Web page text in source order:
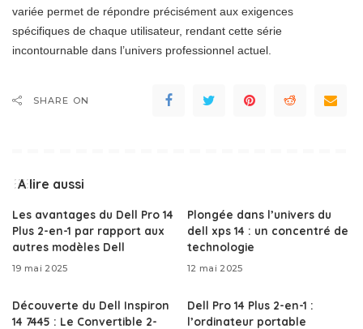
variée permet de répondre précisément aux exigences
spécifiques de chaque utilisateur, rendant cette série
incontournable dans l’univers professionnel actuel.
SHARE ON
A lire aussi
Les avantages du Dell Pro 14
Plus 2-en-1 par rapport aux
autres modèles Dell
19 mai 2025
Plongée dans l’univers du
dell xps 14 : un concentré de
technologie
12 mai 2025
Découverte du Dell Inspiron
14 7445 : Le Convertible 2-
Dell Pro 14 Plus 2-en-1 :
l’ordinateur portable